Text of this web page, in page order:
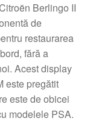
Berlingo II
de
restaurarea
fără a
Acest display
este pregătit
este de obicei
modelele PSA.